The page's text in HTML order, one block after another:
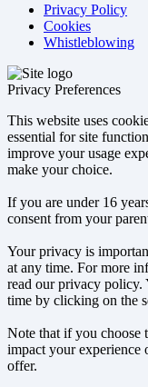
Privacy Policy
Cookies
Whistleblowing
Privacy Preferences
This website uses
essential for site
improve your usage
make your choice.
If you are under 16
consent from your
Your privacy is
at any time. For more
read our privacy policy.
time by clicking on the
Note that if you choose
impact your experience
offer.